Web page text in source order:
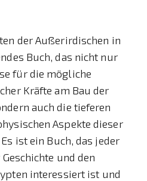
der Außerirdischen in
Buch, das nicht nur
für die mögliche
Kräfte am Bau der
auch die tieferen
Aspekte dieser
ist ein Buch, das jeder
und den
interessiert ist und